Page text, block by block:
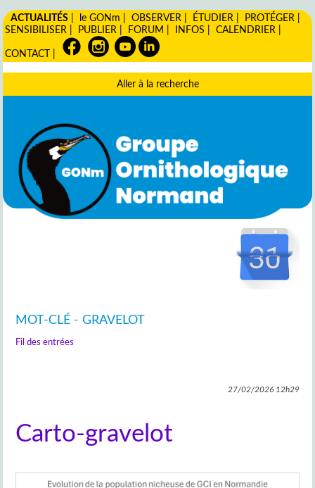
ACTUALITÉS le GONm |OBSERVER ÉTUDIER PROTÉGER
SENSIBILISER
PUBLIER FORUM INFOS |CALENDRIER
CONTACT
Aller à la recherche
MOT-CLÉ - GRAVELOT
Fil des entrées
27/02/202612h29
Carto-gravelot